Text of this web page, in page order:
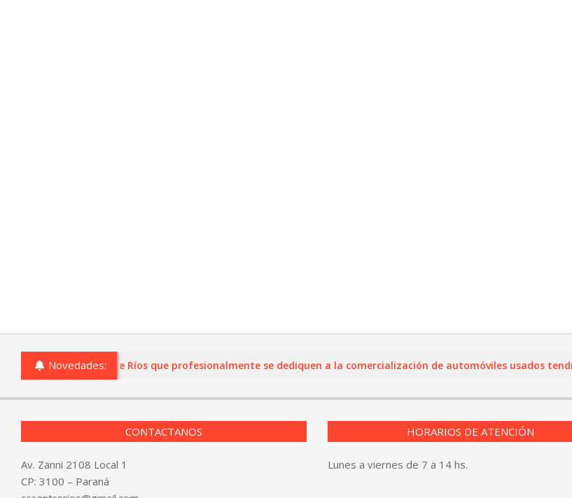
Novedades:
comercios de Entre Ríos que profesionalmente se dediquen a la comercialización de automóviles usados
CONTACTANOS
Av. Zanni 2108 Local 1
CP: 3100 – Paraná
HORARIOS DE ATENCIÓN
Lunes a viernes de 7 a 14 hs.